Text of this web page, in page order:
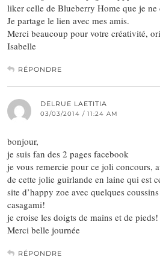
liker celle de Blueberry Home que je ne
Je partage le lien avec mes amis.
Merci beaucoup pour votre créativité,
Isabelle
RÉPONDRE
DELRUE LAETITIA
03/03/2014 / 11:24 AM
bonjour,
je suis fan des 2 pages facebook
je vous remercie pour ce joli concours,
de cette jolie guirlande en laine qui est
site d’happy zoe avec quelques
casagami!
je croise les doigts de mains et de pieds!
Merci belle journée
RÉPONDRE